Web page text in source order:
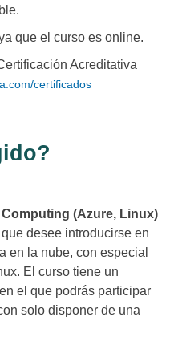
que el curso es online.
Acreditativa
certificados
(Azure, Linux)
desee introducirse en
en la nube, con especial
El curso tiene un
el que podrás participar
solo disponer de una